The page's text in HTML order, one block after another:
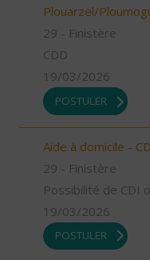
Plouarzel/
29 - Finistère
CDD
19/03/2026
POSTULER
Aide à domicile -
29 - Finistère
Possibilité de CDI
19/03/2026
POSTULER